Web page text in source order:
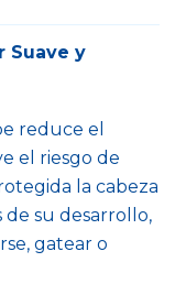
Suave y
reduce el
el riesgo de
la cabeza
de su desarrollo,
gatear o